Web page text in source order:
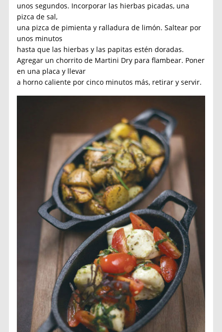
unos segundos. Incorporar las hierbas picadas, una
pizca de sal,
una pizca de pimienta y ralladura de limón. Saltear por
unos minutos
hasta que las hierbas y las papitas estén doradas.
Agregar un chorrito de Martini Dry para flambear. Poner
en una placa y llevar
a horno caliente por cinco minutos más, retirar y servir.